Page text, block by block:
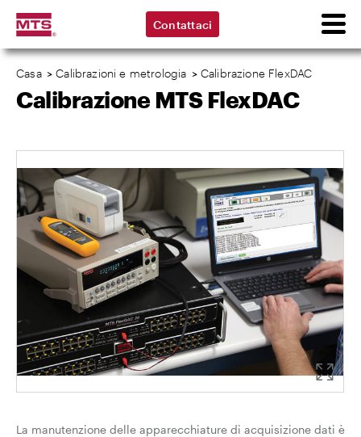
Contattaci
Casa >Calibrazioni e metrologia > Calibrazione FlexDAC
Calibrazione MTS FlexDAC
La manutenzione delle apparecchiature di acquisizione dati è